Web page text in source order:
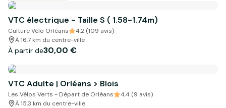
VTC électrique - Taille S ( 1.58-1.74m)
Culture Vélo Orléans
4,2 (109 avis)
À 16,7 km du centre-ville
À partir de30,00 €
VTC Adulte | Orléans > Blois
Les Vélos Verts - Départ de Orléans
4,4 (9 avis)
À 15,3 km du centre-ville